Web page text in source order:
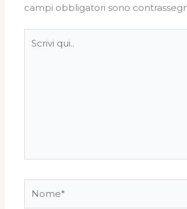
campi obbligatori sono
qui..